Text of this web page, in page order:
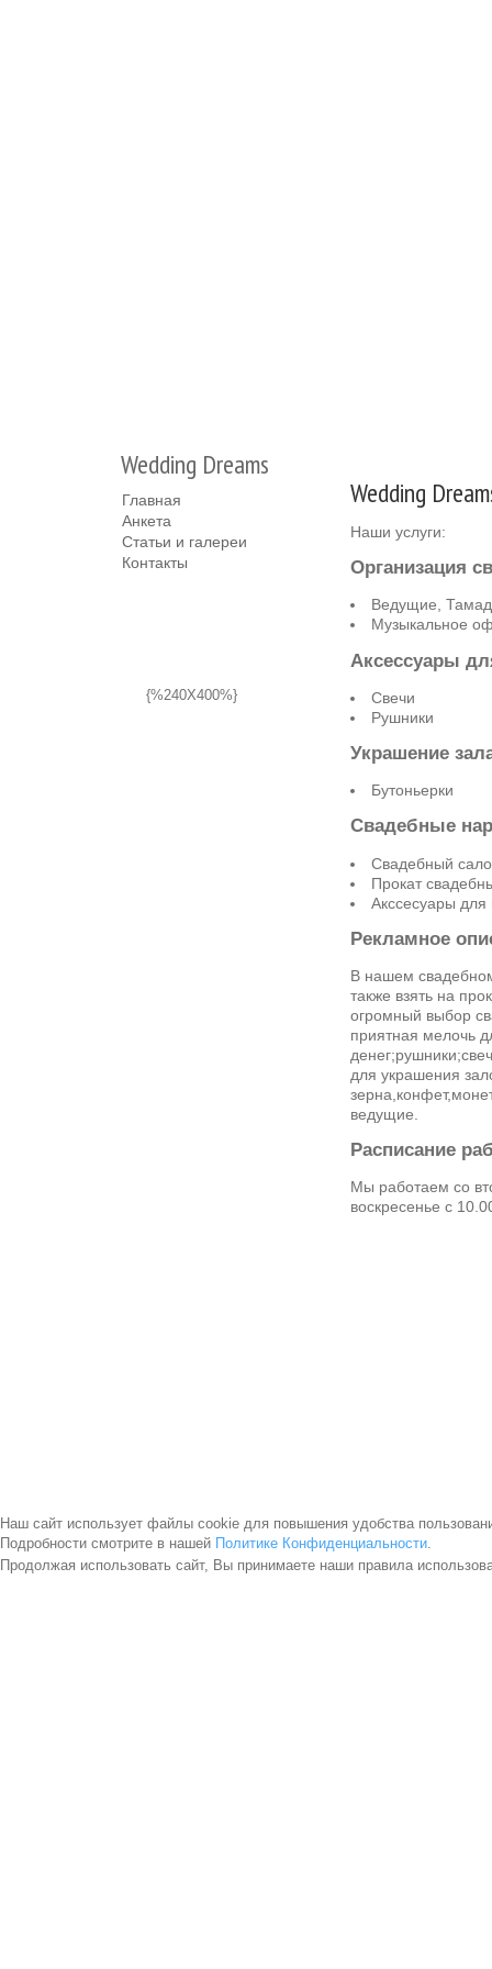
Wedding Dreams
Главная
Анкета
Статьи и галереи
Контакты
{%240X400%}
Wedding
Наши услуги:
Организация
Ведущие,
Музыкальное
Аксессуары
Свечи
Рушники
Украшение
Бутоньерки
Свадебные
Свадебный
Прокат
Акссесуары для
Рекламное
В нашем
также взять на
огромный выбор
приятная мелочь
для украшения
ведущие.
Расписание
Мы работаем со
воскресенье с
Наш сайт использует файлы cookie для повышения удобства
Подробности смотрите в нашей Политике Конфиденциальности.
Продолжая использовать сайт, Вы принимаете наши правила